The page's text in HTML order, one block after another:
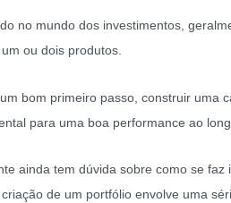
no mundo dos investimentos,
ou dois produtos.
bom primeiro passo, construir uma
para uma boa performance ao
ainda tem dúvida sobre como se faz
de um portfólio envolve uma